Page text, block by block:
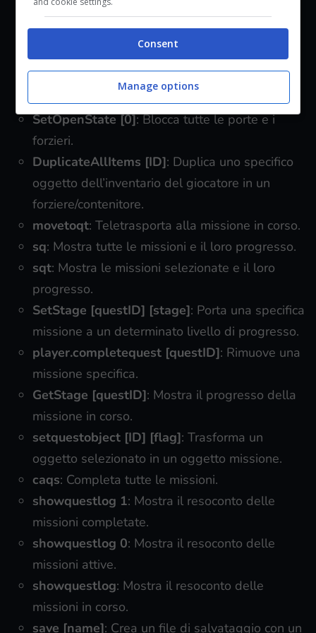
incantesimi selezionati.
: Rende il giocatore proprietario
di oggetti/strutture.
SetOpenState [1]: Sblocca tutte le porte e i
SetOpenState [0]: Blocca tutte le porte e i
forzieri.
DuplicateAllItems [ID]: Duplica uno specifico
oggetto dell’inventario del giocatore in un
forziere/contenitore.
movetoqt: Teletrasporta alla missione in corso.
sq: Mostra tutte le missioni e il loro progresso.
sqt: Mostra le missioni selezionate e il loro
progresso.
SetStage [questID] [stage]: Porta una specifica
missione a un determinato livello di progresso.
player.completequest [questID]: Rimuove una
missione specifica.
GetStage [questID]: Mostra il progresso della
missione in corso.
setquestobject [ID] [flag]: Trasforma un
oggetto selezionato in un oggetto missione.
caqs: Completa tutte le missioni.
showquestlog 1: Mostra il resoconto delle
missioni completate.
showquestlog 0: Mostra il resoconto delle
missioni attive.
showquestlog: Mostra il resoconto delle
missioni in corso.
save [name]: Crea un file di salvataggio con un
Consent
Manage options